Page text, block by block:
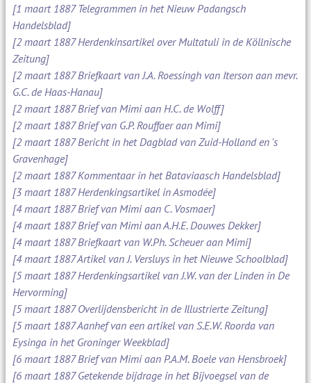
[1 maart 1887 Telegrammen in het Nieuw Padangsch
Handelsblad]
[2 maart 1887 Herdenkinsartikel over Multatuli in de Köllnische
Zeitung]
[2 maart 1887 Briefkaart van J.A. Roessingh van Iterson aan mevr.
G.C. de Haas-Hanau]
[2 maart 1887 Brief van Mimi aan H.C. de Wolff]
[2 maart 1887 Brief van G.P. Rouffaer aan Mimi]
[2 maart 1887 Bericht in het Dagblad van Zuid-Holland en 's
Gravenhage]
[2 maart 1887 Kommentaar in het Bataviaasch Handelsblad]
[3 maart 1887 Herdenkingsartikel in Asmodée]
[4 maart 1887 Brief van Mimi aan C. Vosmaer]
[4 maart 1887 Brief van Mimi aan A.H.E. Douwes Dekker]
[4 maart 1887 Briefkaart van W.Ph. Scheuer aan Mimi]
[4 maart 1887 Artikel van J. Versluys in het Nieuwe Schoolblad]
[5 maart 1887 Herdenkingsartikel van J.W. van der Linden in De
Hervorming]
[5 maart 1887 Overlijdensbericht in de Illustrierte Zeitung]
[5 maart 1887 Aanhef van een artikel van S.E.W. Roorda van
Eysinga in het Groninger Weekblad]
[6 maart 1887 Brief van Mimi aan P.A.M. Boele van Hensbroek]
[6 maart 1887 Getekende bijdrage in het Bijvoegsel van de